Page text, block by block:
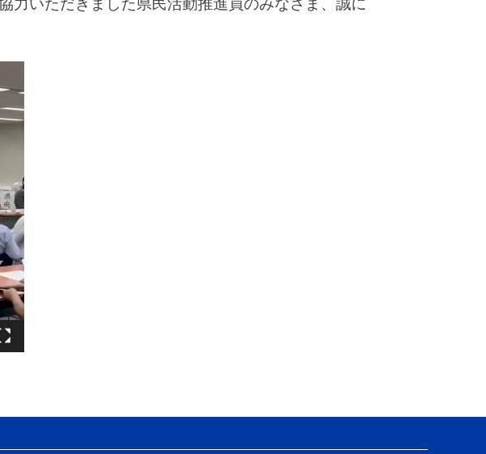
力いただきました県民活動推進員のみなさま、誠に